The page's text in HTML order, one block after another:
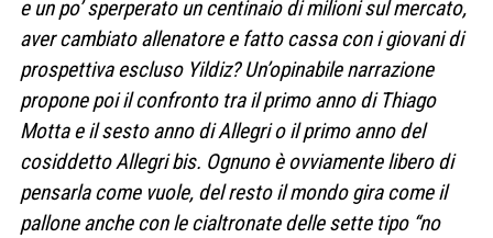
e un po’ sperperato un centinaio di milioni sul mercato,
aver cambiato allenatore e fatto cassa con i giovani di
prospettiva escluso Yildiz? Un’opinabile narrazione
propone poi il confronto tra il primo anno di Thiago
Motta e il sesto anno di Allegri o il primo anno del
cosiddetto Allegri bis. Ognuno è ovviamente libero di
pensarla come vuole, del resto il mondo gira come il
pallone anche con le cialtronate delle sette tipo “no